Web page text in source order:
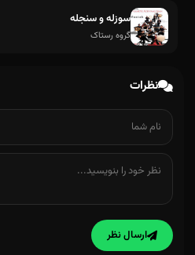
سوزله و سنجله
گروه رستاک
نظرات
ارسال نظر